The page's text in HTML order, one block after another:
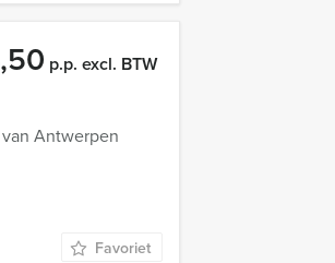
p.p. excl. BTW
Antwerpen
Favoriet